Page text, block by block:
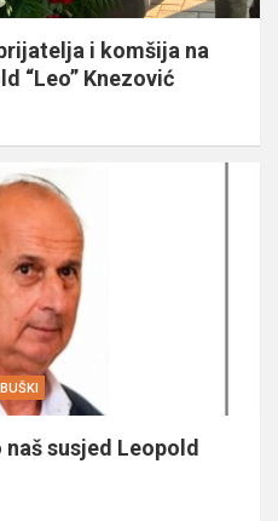
i komšija na
“Leo” Knezović
susjed Leopold